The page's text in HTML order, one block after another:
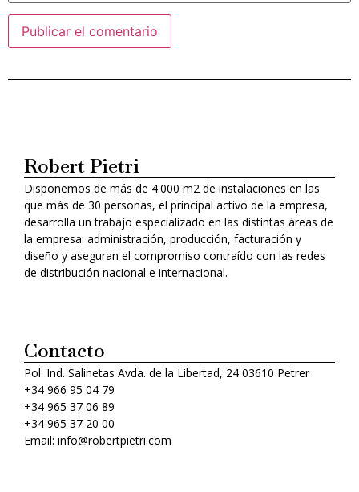
Robert Pietri
Disponemos de más de 4.000 m2 de instalaciones en las
que más de 30 personas, el principal activo de la empresa,
desarrolla un trabajo especializado en las distintas áreas de
la empresa: administración, producción, facturación y
diseño y aseguran el compromiso contraído con las redes
de distribución nacional e internacional.
Contacto
Pol. Ind. Salinetas Avda. de la Libertad, 24 03610 Petrer
+34 966 95 04 79
+34 965 37 06 89
+34 965 37 20 00
Email: info@robertpietri.com